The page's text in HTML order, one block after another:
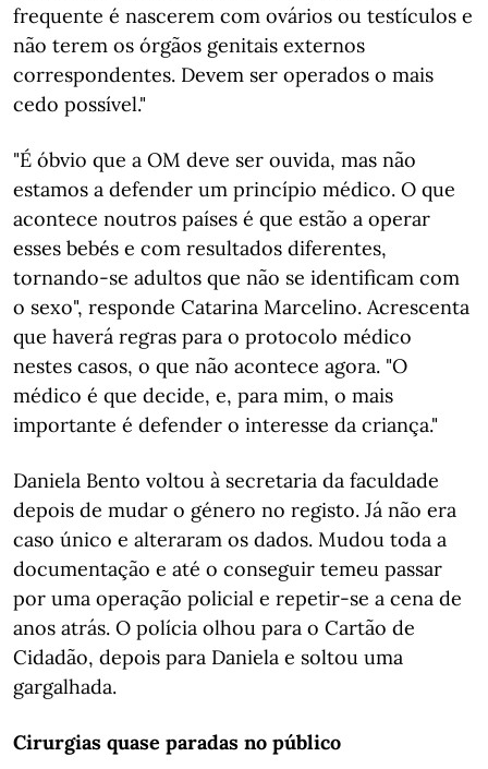
frequente é nascerem com ovários ou testículos e
não terem os órgãos genitais externos
correspondentes. Devem ser operados o mais
cedo possível."
"É óbvio que a OM deve ser ouvida, mas não
estamos a defender um princípio médico. O que
acontece noutros países é que estão a operar
esses bebés e com resultados diferentes,
tornando-se adultos que não se identificam com
o sexo", responde Catarina Marcelino. Acrescenta
que haverá regras para o protocolo médico
nestes casos, o que não acontece agora. "O
médico é que decide, e, para mim, o mais
importante é defender o interesse da criança."
Daniela Bento voltou à secretaria da faculdade
depois de mudar o género no registo. Já não era
caso único e alteraram os dados. Mudou toda a
documentação e até o conseguir temeu passar
por uma operação policial e repetir-se a cena de
anos atrás. O polícia olhou para o Cartão de
Cidadão, depois para Daniela e soltou uma
gargalhada.
Cirurgias quase paradas no público